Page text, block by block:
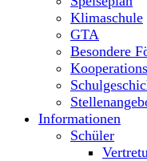
Klimaschule
GTA
Besondere
Informationen
Schüler